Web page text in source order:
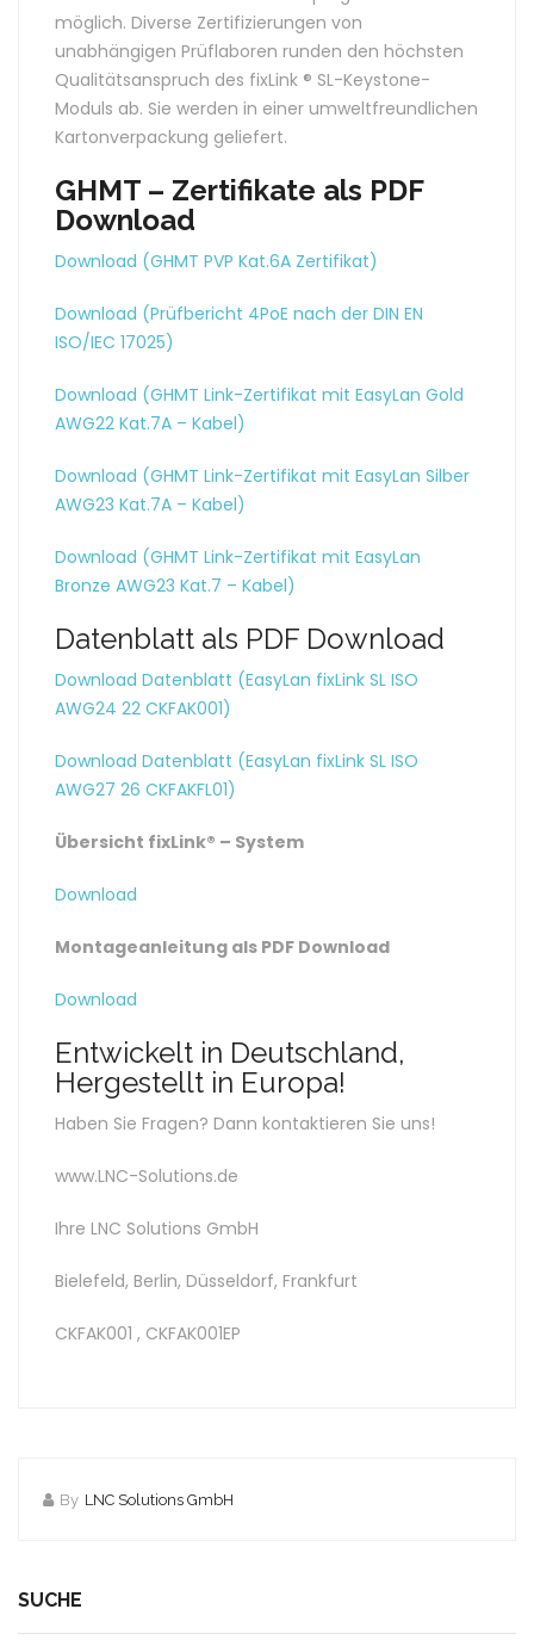
möglich. Diverse Zertifizierungen von
unabhängigen Prüflaboren runden den höchsten
Qualitätsanspruch des fixLink ® SL-Keystone-
Moduls ab. Sie werden in einer umweltfreundlichen
Kartonverpackung geliefert.
GHMT – Zertifikate als PDF
Download
Download (GHMT PVP Kat.6A Zertifikat)
Download (Prüfbericht 4PoE nach der DIN EN
ISO/IEC 17025)
Download (GHMT Link-Zertifikat mit EasyLan Gold
AWG22 Kat.7A – Kabel)
Download (GHMT Link-Zertifikat mit EasyLan Silber
AWG23 Kat.7A – Kabel)
Download (GHMT Link-Zertifikat mit EasyLan
Bronze AWG23 Kat.7 – Kabel)
Datenblatt als PDF Download
Download Datenblatt (EasyLan fixLink SL ISO
AWG24 22 CKFAK001)
Download Datenblatt (EasyLan fixLink SL ISO
AWG27 26 CKFAKFL01)
Übersicht fixLink® – System
Download
Montageanleitung als PDF Download
Download
Entwickelt in Deutschland,
Hergestellt in Europa!
Haben Sie Fragen? Dann kontaktieren Sie uns!
www.LNC-Solutions.de
Ihre LNC Solutions GmbH
Bielefeld, Berlin, Düsseldorf, Frankfurt
CKFAK001 , CKFAK001EP
By LNC Solutions GmbH
SUCHE